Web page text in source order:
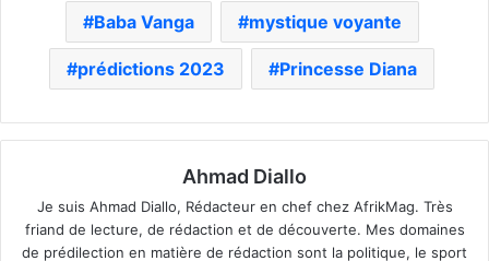
Baba Vanga mystique voyante
prédictions 2023 Princesse Diana
Ahmad Diallo
Je suis Ahmad Diallo, Rédacteur en chef chez AfrikMag. Très
friand de lecture, de rédaction et de découverte. Mes domaines
de prédilection en matière de rédaction sont la politique, le sport